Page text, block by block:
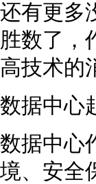
还有更多
胜数了，
高技术的
数据中心
数据中心
境、安全